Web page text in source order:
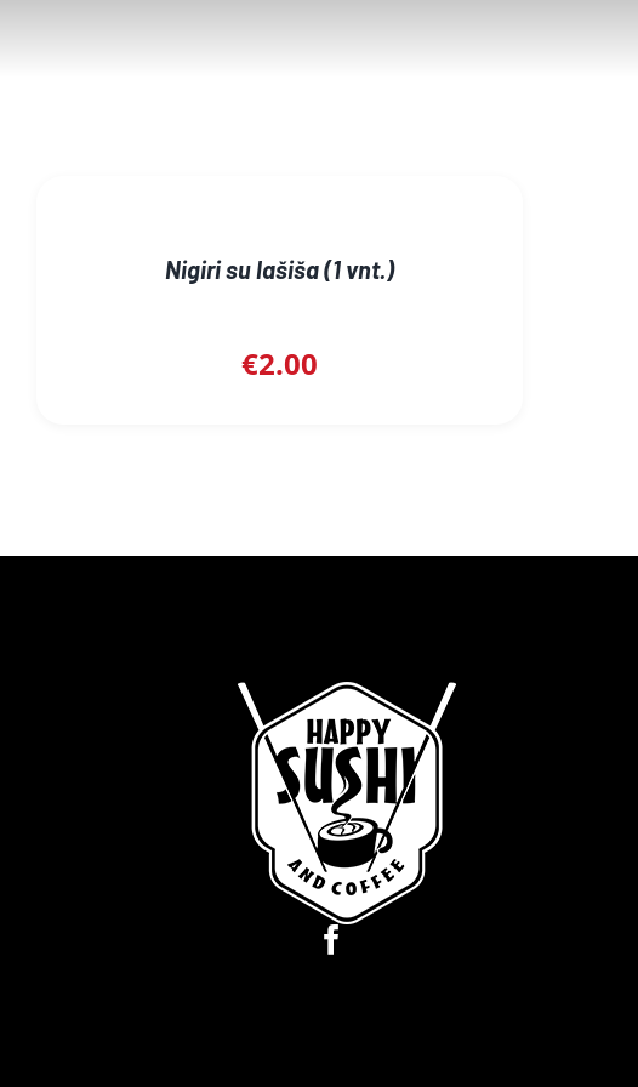
Nigiri su lašiša (1 vnt.)
€2.00